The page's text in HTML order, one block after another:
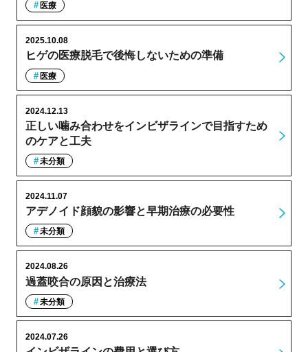
医療
ヒゲの医療脱毛で後悔しないための準備
2025.10.08
医療
正しい噛み合わせをインビザラインで目指すため
のケアと工夫
2024.12.13
未分類
アデノイド顔貌の影響と早期治療の必要性
2024.11.07
未分類
過蓋咬合の原因と治療法
2024.08.26
未分類
2024.07.26